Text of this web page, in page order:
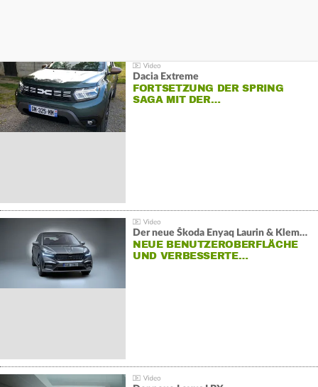
Dacia Extreme
FORTSETZUNG DER SPRING
SAGA MIT DER…
Der neue Škoda Enyaq Laurin & Klement
NEUE BENUTZEROBERFLÄCHE
UND VERBESSERTE…